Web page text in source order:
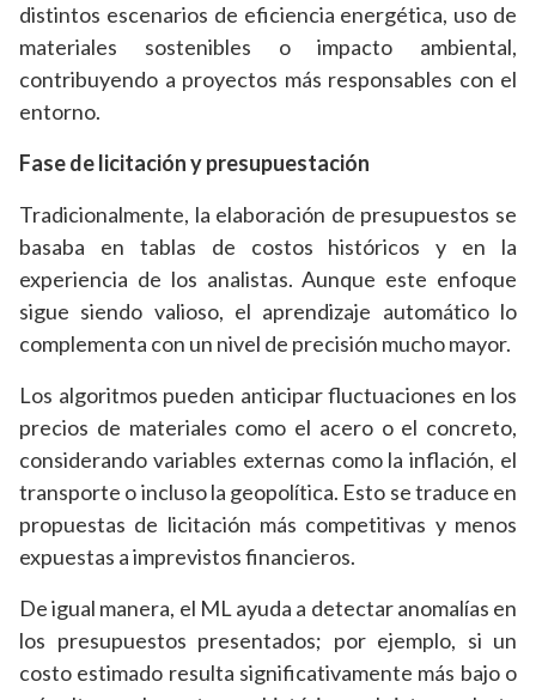
distintos escenarios de eficiencia energética, uso de
materiales sostenibles o impacto ambiental,
contribuyendo a proyectos más responsables con el
entorno.
Fase de licitación y presupuestación
Tradicionalmente, la elaboración de presupuestos se
basaba en tablas de costos históricos y en la
experiencia de los analistas. Aunque este enfoque
sigue siendo valioso, el aprendizaje automático lo
complementa con un nivel de precisión mucho mayor.
Los algoritmos pueden anticipar fluctuaciones en los
precios de materiales como el acero o el concreto,
considerando variables externas como la inflación, el
transporte o incluso la geopolítica. Esto se traduce en
propuestas de licitación más competitivas y menos
expuestas a imprevistos financieros.
De igual manera, el ML ayuda a detectar anomalías en
los presupuestos presentados; por ejemplo, si un
costo estimado resulta significativamente más bajo o